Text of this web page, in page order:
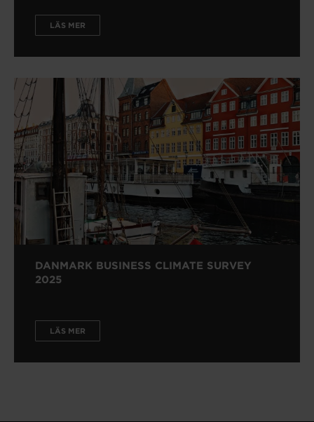
LÄS MER
DANMARK BUSINESS CLIMATE SURVEY
2025
LÄS MER